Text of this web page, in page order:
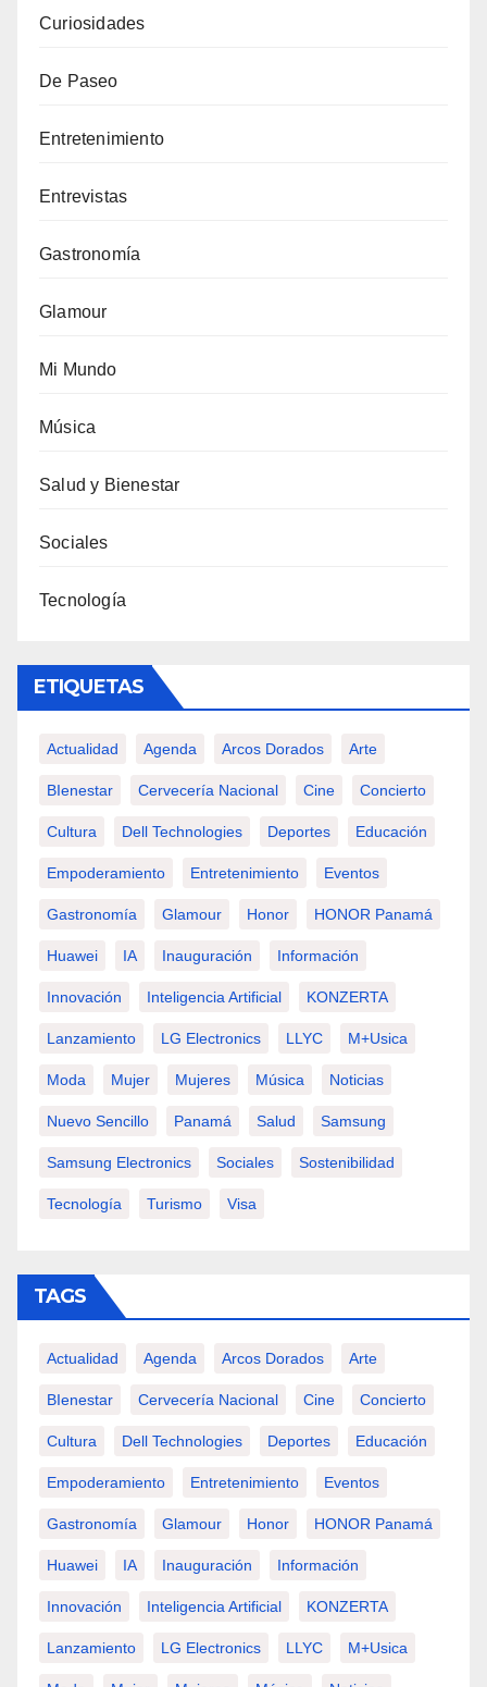
Curiosidades
De Paseo
Entretenimiento
Entrevistas
Gastronomía
Glamour
Mi Mundo
Música
Salud y Bienestar
Sociales
Tecnología
ETIQUETAS
Actualidad Agenda Arcos Dorados Arte
BIenestar Cervecería Nacional Cine Concierto
Cultura Dell Technologies Deportes Educación
Empoderamiento Entretenimiento Eventos
Gastronomía Glamour Honor HONOR Panamá
Huawei IA Inauguración Información
Innovación Inteligencia Artificial KONZERTA
Lanzamiento LG Electronics LLYC M+usica
Moda Mujer Mujeres Música Noticias
Nuevo Sencillo Panamá Salud Samsung
Samsung Electronics Sociales Sostenibilidad
Tecnología Turismo Visa
TAGS
Actualidad Agenda Arcos Dorados Arte
BIenestar Cervecería Nacional Cine Concierto
Cultura Dell Technologies Deportes Educación
Empoderamiento Entretenimiento Eventos
Gastronomía Glamour Honor HONOR Panamá
Huawei IA Inauguración Información
Innovación Inteligencia Artificial KONZERTA
Lanzamiento LG Electronics LLYC M+usica